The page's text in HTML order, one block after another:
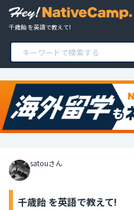
千歳飴 を英語で教えて!
satouさん
千歳飴 を英語で教えて!